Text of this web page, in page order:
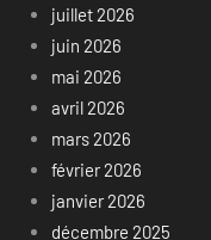
juillet 2026
juin 2026
mai 2026
avril 2026
mars 2026
février 2026
janvier 2026
décembre 2025